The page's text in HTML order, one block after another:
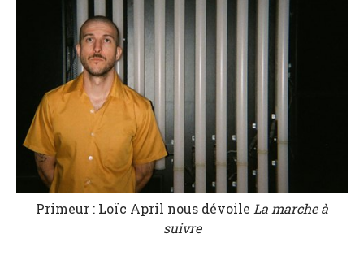
Primeur : Loïc April nous dévoile La marche à
suivre